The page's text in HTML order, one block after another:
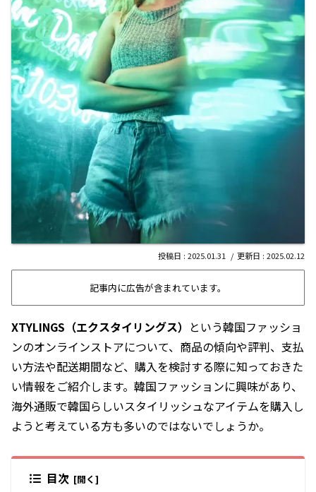
2025.01.31 2025.02.12
記事内に広告が含まれています。
XTYLINGS（エクスタイリングス） という韓国ファッショ
ンのオンラインストアについて、商品の傾向や評判、支払
い方法や配送期間など、購入を検討する際に知っておきた
い情報をご紹介します。韓国ファッションに興味があり、
海外通販で韓国らしいスタイリッシュなアイテムを購入し
ようと考えている方も多いのではないでしょうか。
目次